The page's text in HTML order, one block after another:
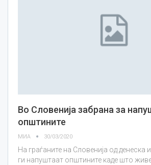
Во Словенија забрана за
општините
МИА 30/03/2020
На граѓаните на Словенија од денеска
ги напуштаат општините каде што